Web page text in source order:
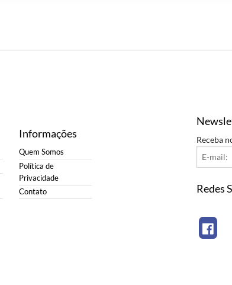
Informações
Quem Somos
Política de
Privacidade
Contato
Receba
Redes